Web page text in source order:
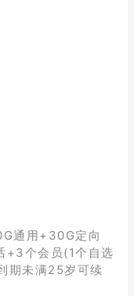
通用+30G定向
+3个会员(1个自选
期未满25岁可续